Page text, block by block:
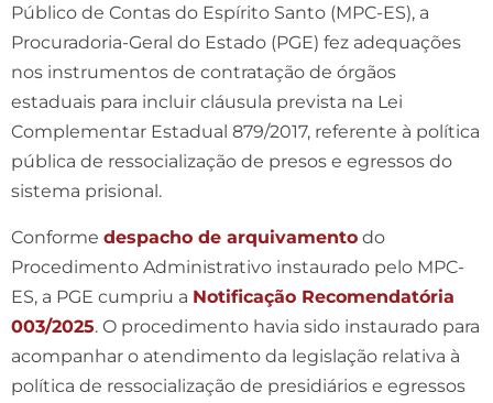
Público de Contas do Espírito Santo (MPC-ES), a
Procuradoria-Geral do Estado (PGE) fez adequações
nos instrumentos de contratação de órgãos
estaduais para incluir cláusula prevista na Lei
Complementar Estadual 879/2017, referente à política
pública de ressocialização de presos e egressos do
sistema prisional.
Conforme despacho de arquivamento do
Procedimento Administrativo instaurado pelo MPC-
ES, a PGE cumpriu a Notificação Recomendatória
003/2025. O procedimento havia sido instaurado para
acompanhar o atendimento da legislação relativa à
política de ressocialização de presidiários e egressos